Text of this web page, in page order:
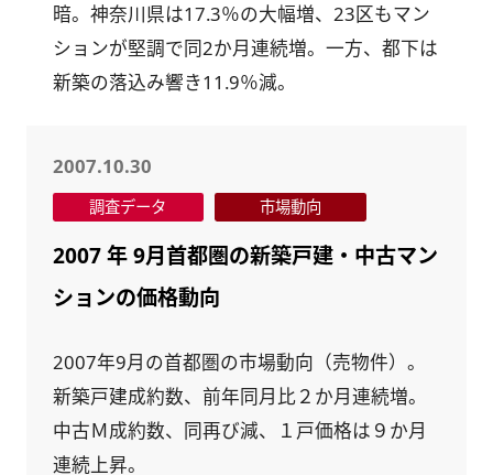
暗。神奈川県は17.3％の大幅増、23区もマン
ションが堅調で同2か月連続増。一方、都下は
新築の落込み響き11.9％減。
2007.10.30
調査データ 市場動向
2007 年 9月首都圏の新築戸建・中古マン
ションの価格動向
2007年9月の首都圏の市場動向（売物件）。
新築戸建成約数、前年同月比２か月連続増。
中古Ｍ成約数、同再び減、１戸価格は９か月
連続上昇。